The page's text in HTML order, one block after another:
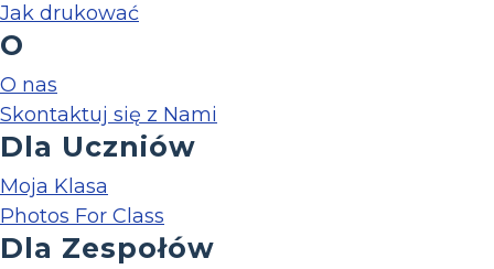
Jak drukować
O
O nas
Skontaktuj się z Nami
Dla Uczniów
Moja Klasa
Photos For Class
Dla Zespołów